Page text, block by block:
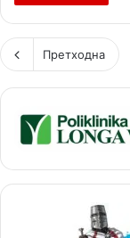
Претходна